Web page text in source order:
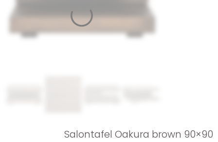
Salontafel Oakura brown 90×90